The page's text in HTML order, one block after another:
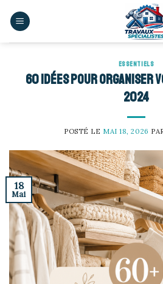
ESSENTIELS
60 idées pour organiser
2024
POSTÉ LE MAI 18, 2026
18
Mai